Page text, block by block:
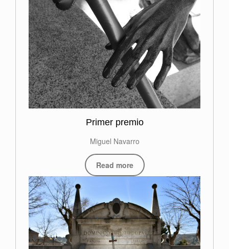
Primer premio
Miguel Navarro
Read more